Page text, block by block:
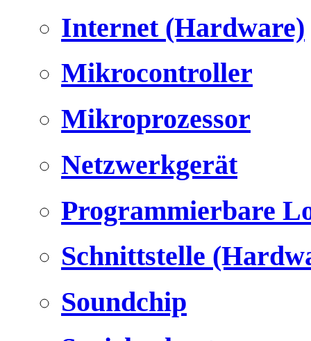
Internet (Hardware)
Mikrocontroller
Mikroprozessor
Netzwerkgerät
Programmierbare
Schnittstelle
Soundchip